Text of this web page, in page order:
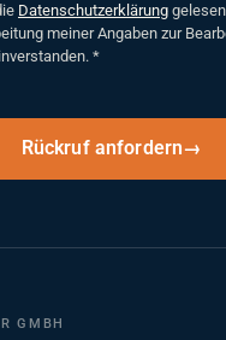
Datenschutzerklärung
meiner Angaben zur
*
Rückruf anfordern
GMBH